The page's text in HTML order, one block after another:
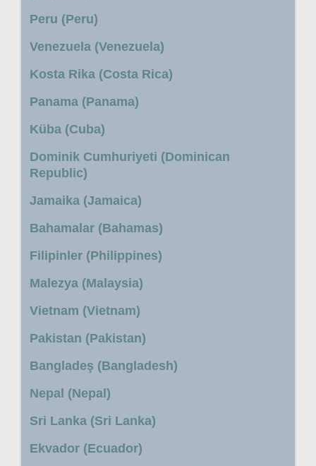
Peru (Peru)
Venezuela (Venezuela)
Kosta Rika (Costa Rica)
Panama (Panama)
Küba (Cuba)
Dominik Cumhuriyeti (Dominican
Republic)
Jamaika (Jamaica)
Bahamalar (Bahamas)
Filipinler (Philippines)
Malezya (Malaysia)
Vietnam (Vietnam)
Pakistan (Pakistan)
Bangladeş (Bangladesh)
Nepal (Nepal)
Sri Lanka (Sri Lanka)
Ekvador (Ecuador)